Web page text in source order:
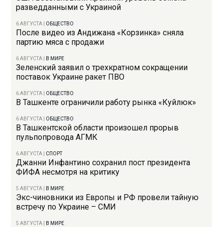
разведданными с Украиной
6 АВГУСТА ОБЩЕСТВО
После видео из Андижана «Корзинка» сняла
партию мяса с продажи
6 АВГУСТА В МИРЕ
Зеленский заявил о трехкратном сокращении
поставок Украине ракет ПВО
6 АВГУСТА ОБЩЕСТВО
В Ташкенте ограничили работу рынка «Куйлюк»
6 АВГУСТА ОБЩЕСТВО
В Ташкентской области произошел прорыв
пульпопровода АГМК
6 АВГУСТА СПОРТ
Джанни Инфантино сохранил пост президента
ФИФА несмотря на критику
5 АВГУСТА В МИРЕ
Экс-чиновники из Европы и РФ провели тайную
встречу по Украине – СМИ
5 АВГУСТА В МИРЕ